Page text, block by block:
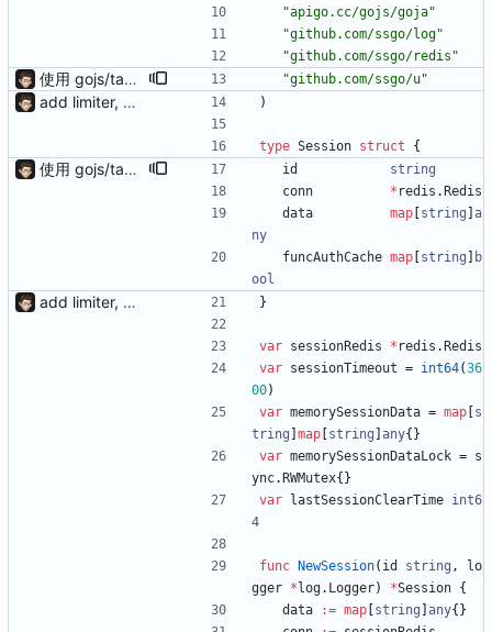
"apigo.cc/gojs/goja"
"github.com/ssgo/log"
"github.com/ssgo/redis"
使用 gojs/task 代替内置任务 支持 load 加载的服务热更新（需配置hotLoad） 增强唯一id获取（使用新算法，依赖Redis） session支持基于细粒度权限匹配（传入支持的功能列表匹配） "github.com/ssgo/u"
add limiter, verify, session, websocket ... )
type Session struct {
使用 gojs/task 代替内置任务 支持 load 加载的服务热更新（需配置hotLoad） 增强唯一id获取（使用新算法，依赖Redis） session支持基于细粒度权限匹配（传入支持的功能列表匹配） id
string
conn
* redis . Redis
data
map string a
ny
funcAuthCache map string
b
ool
add limiter, verify, session, websocket ... }
var sessionRedis * redis . Redis
var sessionTimeout = int64(36
00)
var memorySessionData = map s
tring map string any{ }
var memorySessionDataLock = s
ync. RWMutex{ }
var
lastSessionClearTime int6
4
func NewSession( id string ,
lo
gger * log. Logger) *Session {
data
:= map string any{ }